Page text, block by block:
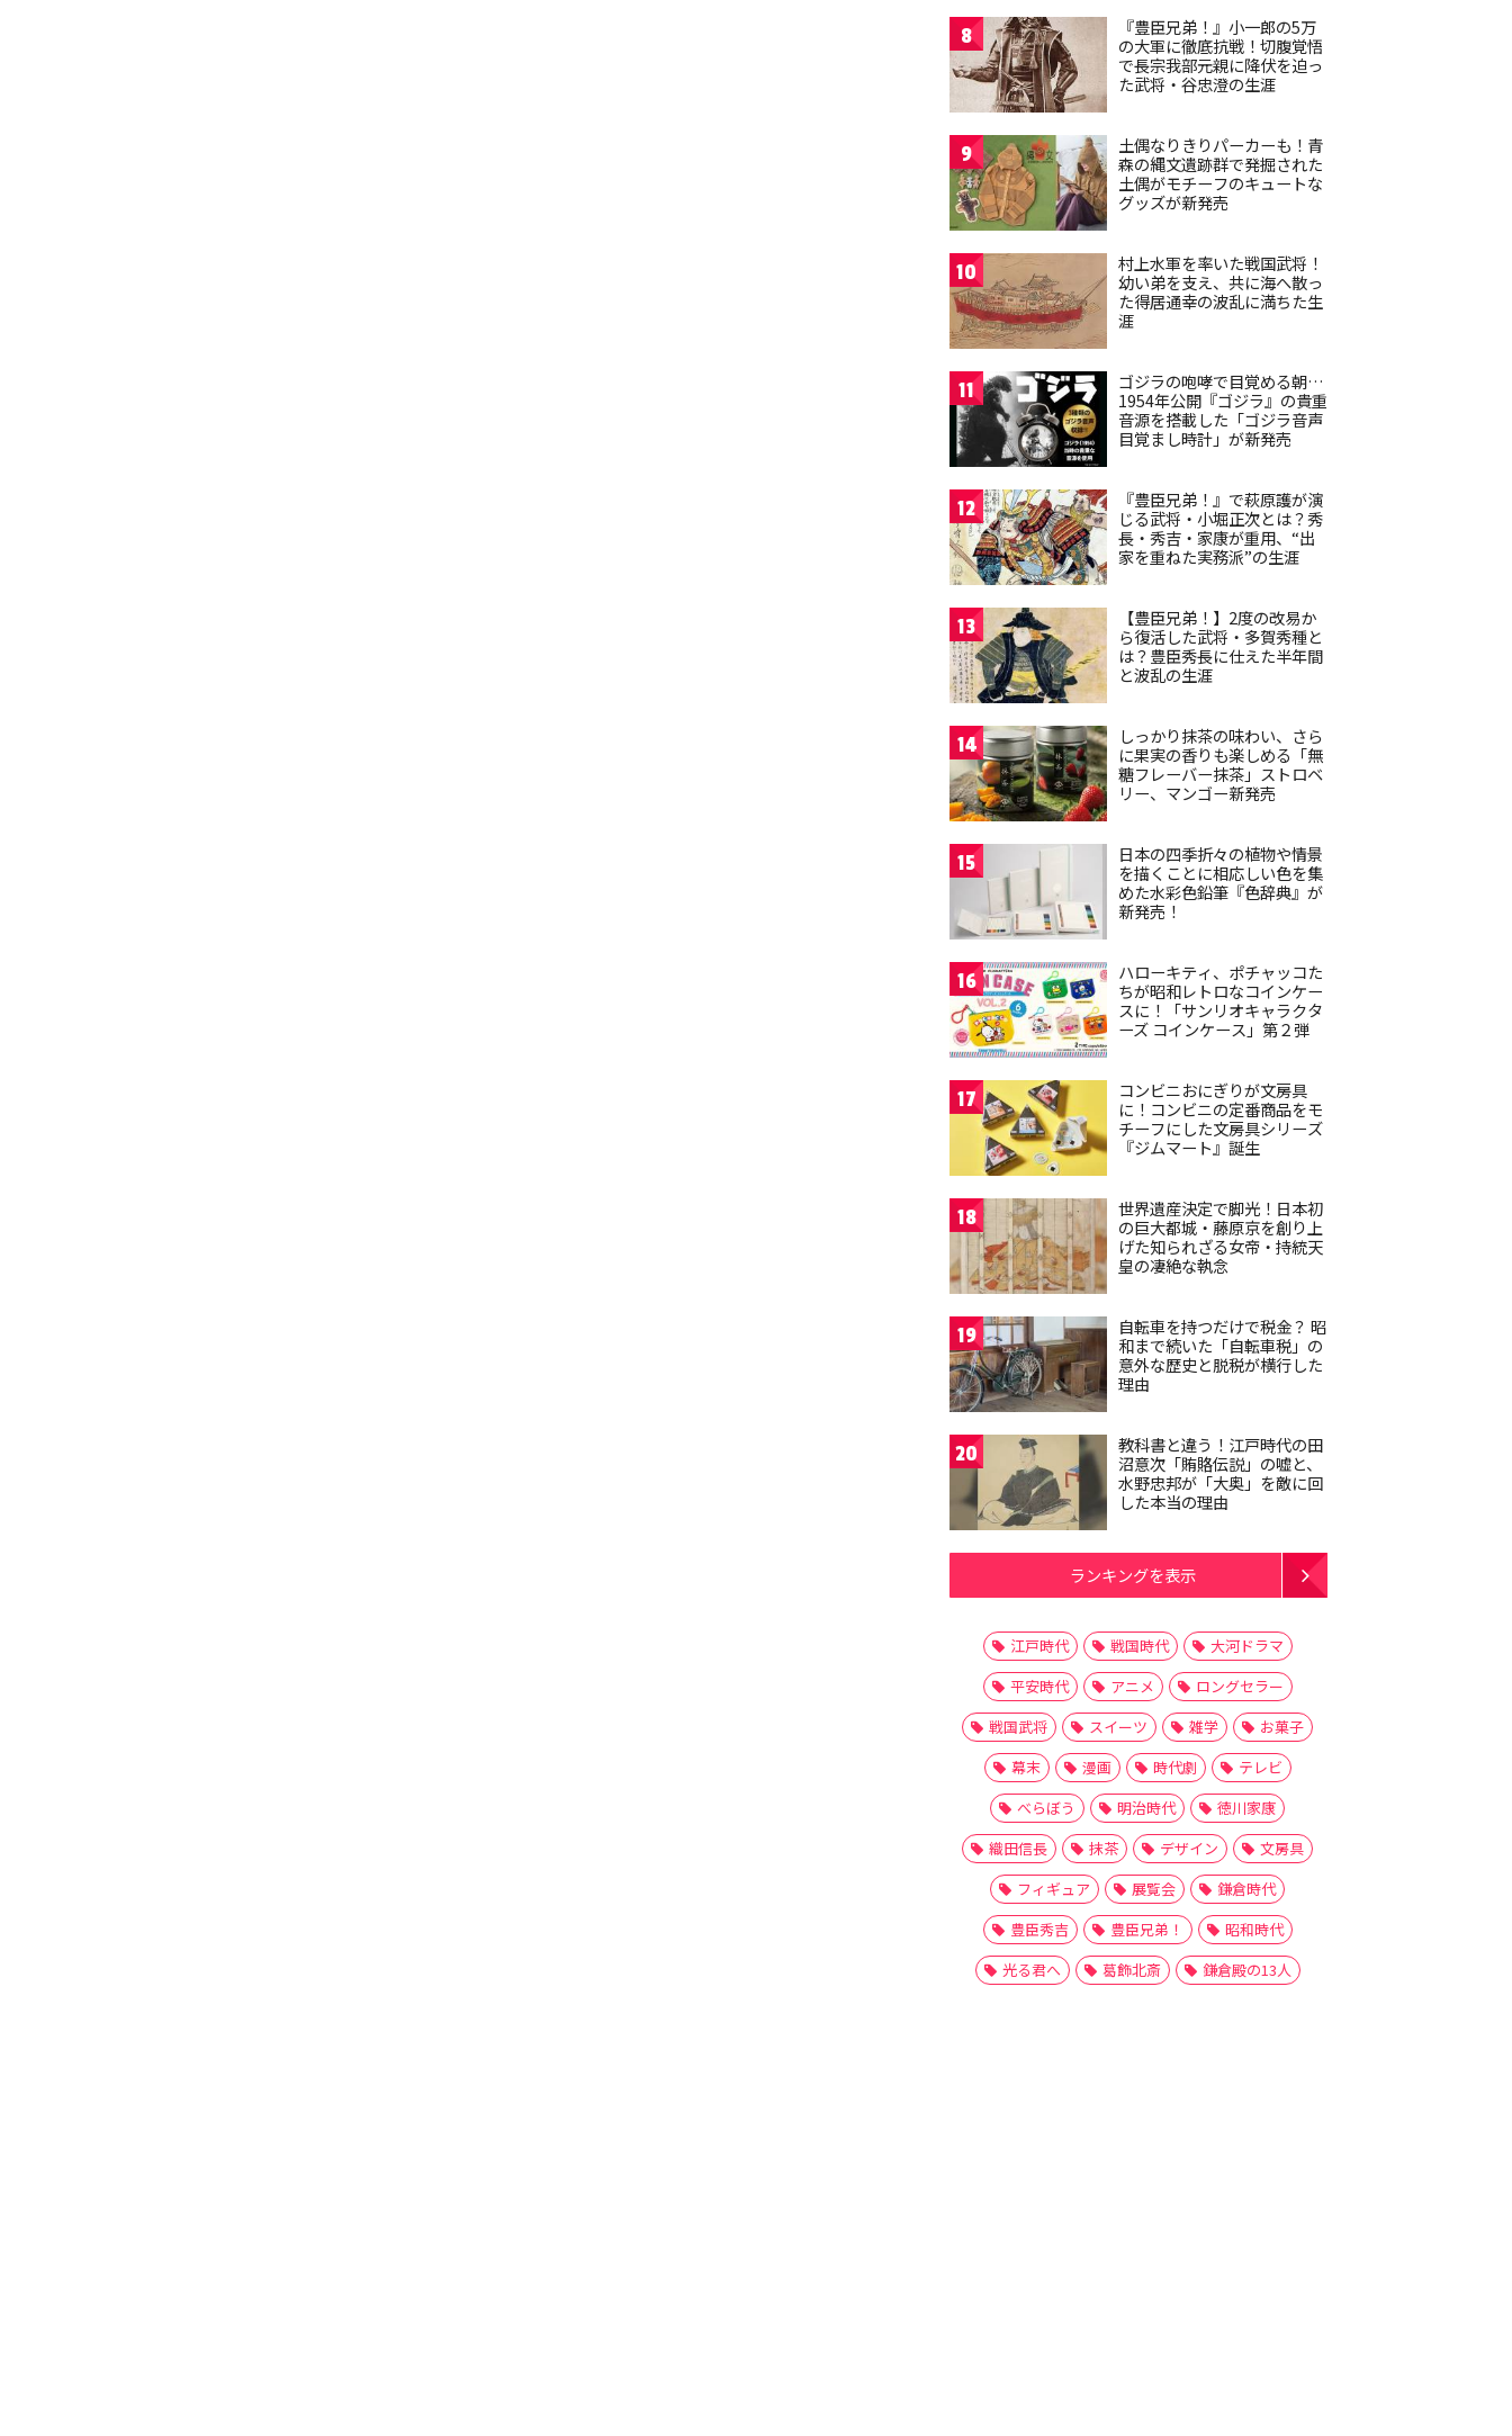
8
『豊臣兄弟！』小一郎の5万
の大軍に徹底抗戦！切腹覚悟
で長宗我部元親に降伏を迫っ
た武将・谷忠澄の生涯
9
土偶なりきりパーカーも！青
森の縄文遺跡群で発掘された
土偶がモチーフのキュートな
グッズが新発売
10
村上水軍を率いた戦国武将！
幼い弟を支え、共に海へ散っ
た得居通幸の波乱に満ちた生
涯
11
ゴジラの咆哮で目覚める朝…
1954年公開『ゴジラ』の貴重
音源を搭載した「ゴジラ音声
目覚まし時計」が新発売
12
『豊臣兄弟！』で萩原護が演
じる武将・小堀正次とは？秀
長・秀吉・家康が重用、“出
家を重ねた実務派”の生涯
13
【豊臣兄弟！】2度の改易か
ら復活した武将・多賀秀種と
は？豊臣秀長に仕えた半年間
と波乱の生涯
14
しっかり抹茶の味わい、さら
に果実の香りも楽しめる「無
糖フレーバー抹茶」ストロベ
リー、マンゴー新発売
15
日本の四季折々の植物や情景
を描くことに相応しい色を集
めた水彩色鉛筆『色辞典』が
新発売！
16
ハローキティ、ポチャッコた
ちが昭和レトロなコインケー
スに！「サンリオキャラクタ
ーズ コインケース」第２弾
17
コンビニおにぎりが文房具
に！コンビニの定番商品をモ
チーフにした文房具シリーズ
『ジムマート』誕生
18
世界遺産決定で脚光！日本初
の巨大都城・藤原京を創り上
げた知られざる女帝・持統天
皇の凄絶な執念
19
自転車を持つだけで税金？ 昭
和まで続いた「自転車税」の
意外な歴史と脱税が横行した
理由
20
教科書と違う！江戸時代の田
沼意次「賄賂伝説」の嘘と、
水野忠邦が「大奥」を敵に回
した本当の理由
ランキングを表示
江戸時代 戦国時代
大河ドラマ
平安時代
アニメ
ロングセラー
戦国武将
スイーツ 雑学
お菓子
幕末
漫画 時代劇
テレビ
べらぼう
明治時代
徳川家康
織田信長
抹茶 デザイン
文房具
フィギュア
展覧会
鎌倉時代
豊臣秀吉
豊臣兄弟！
昭和時代
光る君へ
葛飾北斎 鎌倉殿の13人